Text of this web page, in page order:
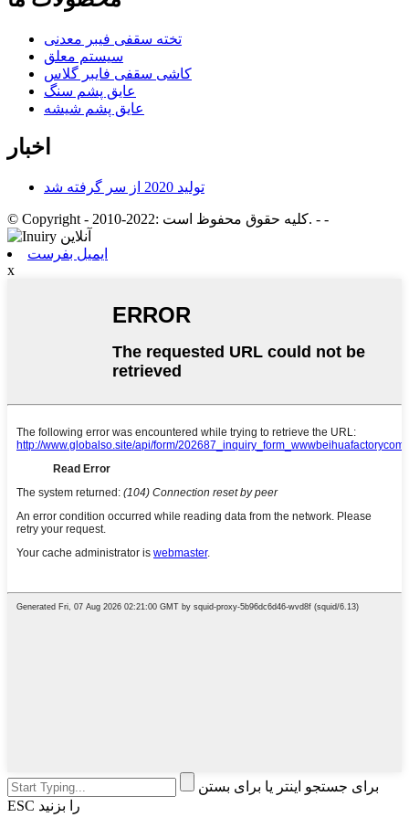
تخته سقفی فیبر معدنی
سیستم معلق
کاشی سقفی فایبر گلاس
عایق پشم سنگ
عایق پشم شیشه
اخبار
تولید 2020 از سر گرفته شد
© Copyright - 2010-2022: کلیه حقوق محفوظ است. - -
ایمیل بفرست
x
برای جستجو اینتر یا برای بستن
ESC را بزنید